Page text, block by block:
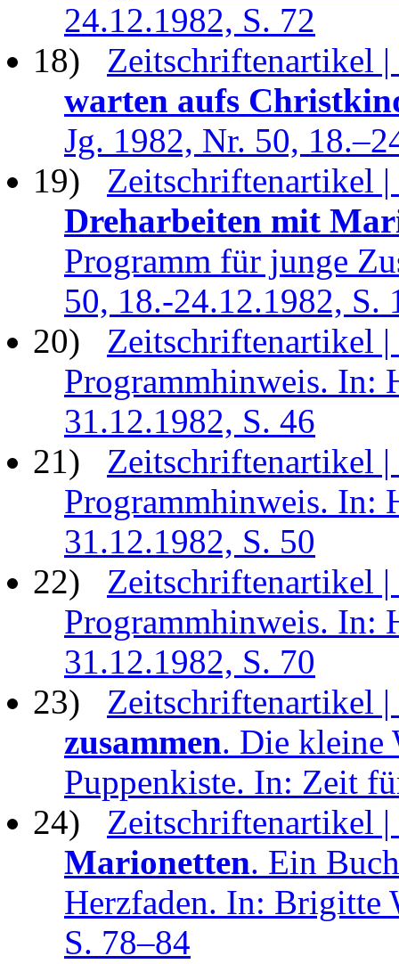
24.12.1982, S. 72
18) Zeitschriftenartikel |
warten aufs
Jg. 1982, Nr. 50,
19) Zeitschriftenartikel |
Dreharbeiten mit
Programm für junge
50, 18.-24.12.1982, S.
20) Zeitschriftenartikel |
Programmhinweis. In:
31.12.1982, S. 46
21) Zeitschriftenartikel |
Programmhinweis. In:
31.12.1982, S. 50
22) Zeitschriftenartikel |
Programmhinweis. In:
31.12.1982, S. 70
23) Zeitschriftenartikel |
zusammen. Die kleine
Puppenkiste. In: Zeit
24) Zeitschriftenartikel
Marionetten. Ein
Herzfaden. In: Brigitte
S. 78–84